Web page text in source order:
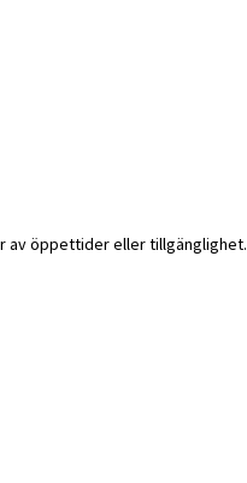
av öppettider eller tillgänglighet.